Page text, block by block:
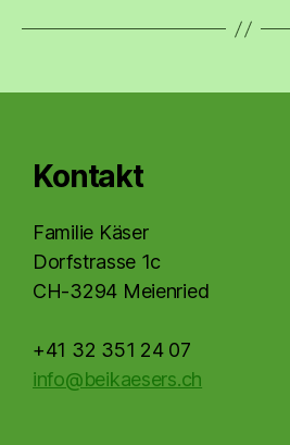
Kontakt
Familie Käser
Dorfstrasse 1c
CH-3294 Meienried
+41 32 351 24 07
info@beikaesers.ch